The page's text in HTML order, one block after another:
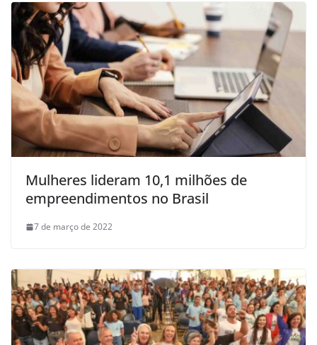
Mulheres lideram 10,1 milhões de
empreendimentos no Brasil
7 de março de 2022